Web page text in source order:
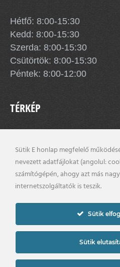
Hétfő: 8:00-15:30
Kedd: 8:00-15:30
Szerda: 8:00-15:30
Csütörtök: 8:00-15:30
Péntek: 8:00-12:00
TÉRKÉP
Impresszum
Sütik E honlap megfelelő
nevezett adatfájlokat (angolul:
számítógépén, ahogy azt más
internetszolgáltatók is teszik.
Sütik
Sütik